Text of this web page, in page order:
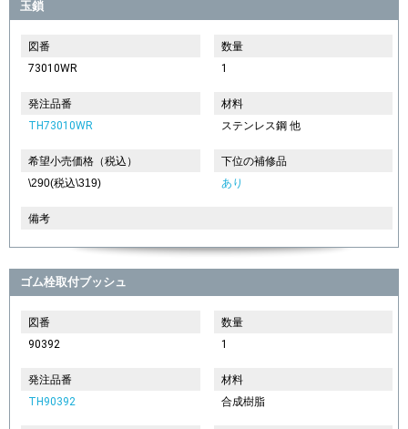
玉鎖
図番
73010WR
数量
1
発注品番
TH73010WR
材料
ステンレス鋼 他
希望小売価格（税込）
\290(税込\319)
下位の補修品
あり
備考
ゴム栓取付ブッシュ
図番
90392
数量
1
発注品番
TH90392
材料
合成樹脂